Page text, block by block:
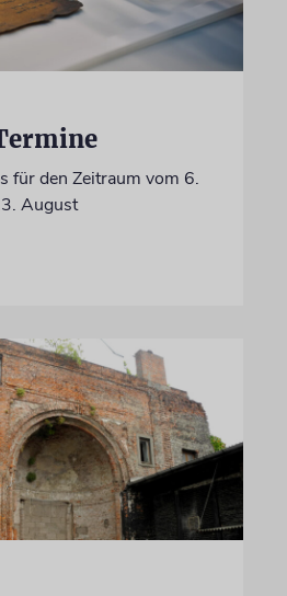
für den Zeitraum vom 6.
August